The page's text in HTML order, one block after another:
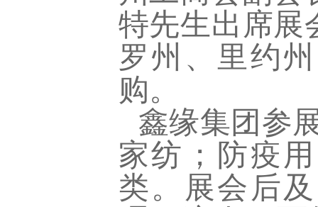
特先生出席展
罗州、里约
购。
鑫缘集团参
家纺；防疫
类。展会后